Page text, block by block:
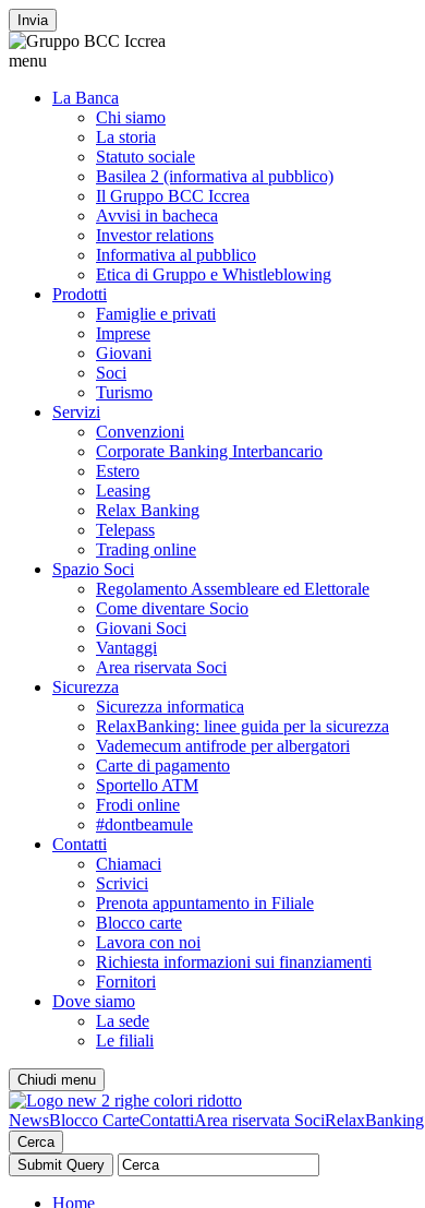
Invia
menu
La Banca
Chi siamo
La storia
Statuto sociale
Basilea 2 (informativa al pubblico)
Il Gruppo BCC Iccrea
Avvisi in bacheca
Investor relations
Informativa al pubblico
Etica di Gruppo e Whistleblowing
Prodotti
Famiglie e privati
Imprese
Giovani
Soci
Turismo
Servizi
Convenzioni
Corporate Banking Interbancario
Estero
Leasing
Relax Banking
Telepass
Trading online
Spazio Soci
Regolamento Assembleare ed Elettorale
Come diventare Socio
Giovani Soci
Vantaggi
Area riservata Soci
Sicurezza
Sicurezza informatica
RelaxBanking: linee guida per la sicurezza
Vademecum antifrode per albergatori
Carte di pagamento
Sportello ATM
Frodi online
#dontbeamule
Contatti
Chiamaci
Scrivici
Prenota appuntamento in Filiale
Blocco carte
Lavora con noi
Richiesta informazioni sui finanziamenti
Fornitori
Dove siamo
La sede
Le filiali
Chiudi menu
NewsBlocco CarteContattiArea riservata SociRelaxBanking
Cerca
Home